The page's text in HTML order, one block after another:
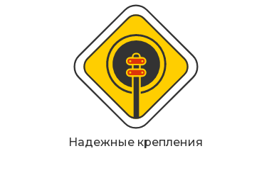
Дорожное
Прочее
Надежные крепления